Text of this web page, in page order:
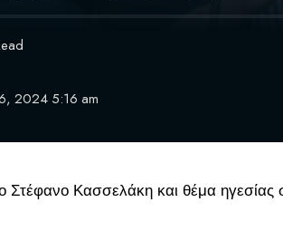
2024 5:16 am
Στέφανο Κασσελάκη και θέμα ηγεσίας